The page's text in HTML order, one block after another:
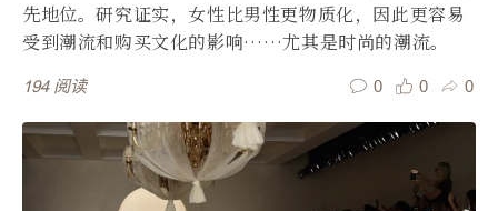
先地位。研究证实，女性比男性更物质化，因此更容易
受到潮流和购买文化的影响……尤其是时尚的潮流。
194 阅读 0 0 0